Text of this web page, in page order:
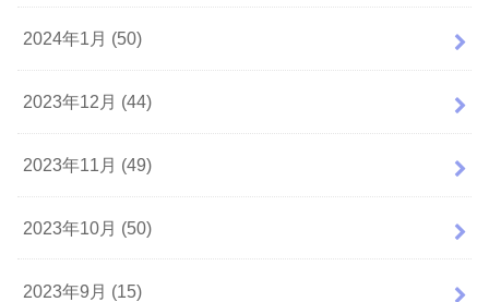
2024年1月 (50)
2023年12月 (44)
2023年11月 (49)
2023年10月 (50)
2023年9月 (15)